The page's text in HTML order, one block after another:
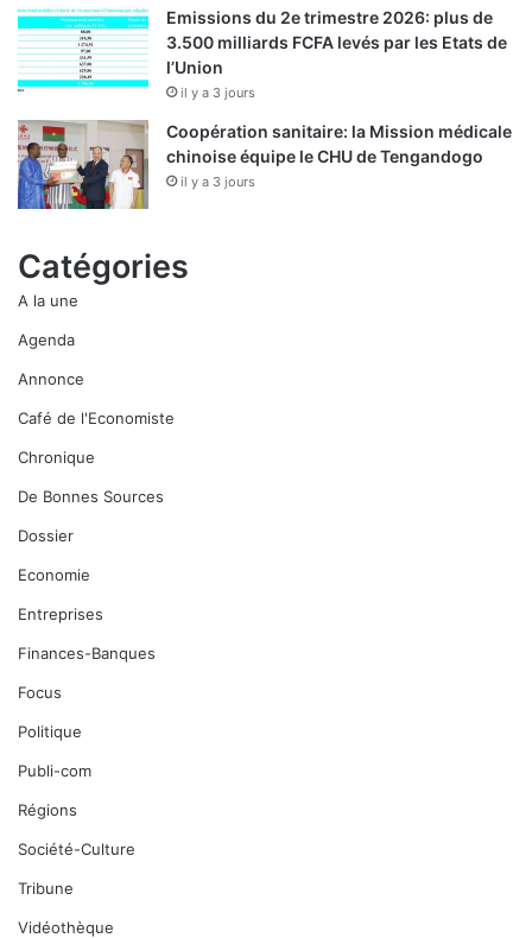
Emissions du 2e trimestre 2026: plus de
3.500 milliards FCFA levés par les Etats de
l’Union
il y a 3 jours
Coopération sanitaire: la Mission médicale
chinoise équipe le CHU de Tengandogo
il y a 3 jours
Catégories
A la une
Agenda
Annonce
Café de l'Economiste
Chronique
De Bonnes Sources
Dossier
Economie
Entreprises
Finances-Banques
Focus
Politique
Publi-com
Régions
Société-Culture
Tribune
Vidéothèque